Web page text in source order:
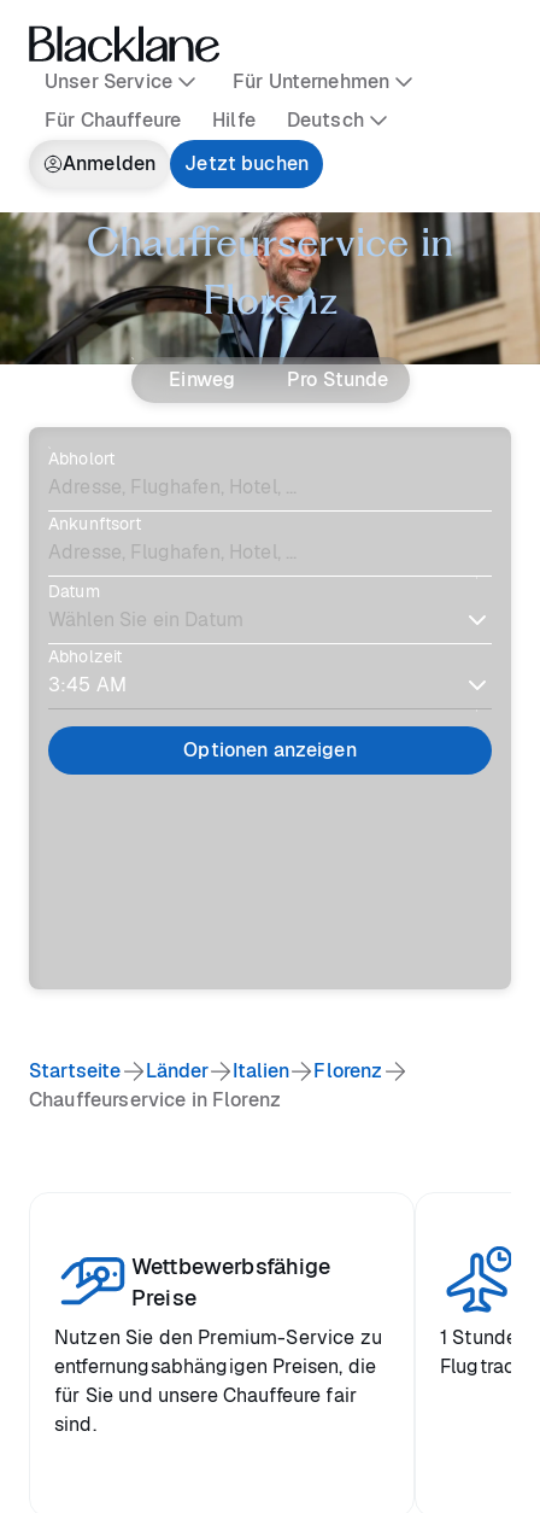
Unser Service
Für Unternehmen
Für Chauffeure
Hilfe
Deutsch
Anmelden
Jetzt buchen
Chauffeurservice in
Florenz
Einweg Pro Stunde
Abholort
Ankunftsort
Datum
Abholzeit
Optionen anzeigen
Startseite Länder Italien
Florenz
Chauffeurservice in Florenz
Wettbewerbsfähige
Preise
Nutzen Sie den Premium-Service zu
entfernungsabhängigen Preisen, die
für Sie und unsere Chauffeure fair
sind.
1 Stunde